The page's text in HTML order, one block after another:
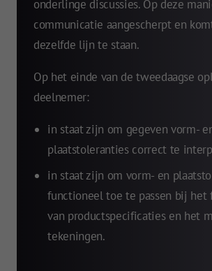
onderlinge discussies. Op deze
communicatie aangescherpt en
dezelfde lijn te staan.
Op het einde van de tweedaagse
deelnemer:
in staat zijn om gegeven vorm-
plaatstoleranties correct te
in staat zijn om vorm- en
functioneel toe te passen bij het
van productspecificaties en het
tekeningen.